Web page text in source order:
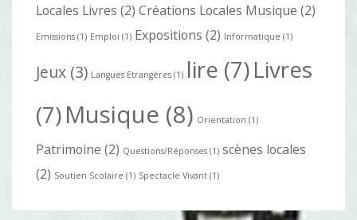
Locales Livres (2) Créations Locales Musique (2)
Emissions (1) Emploi (1) Expositions (2) Informatique (1)
Jeux (3) Langues Etrangères (1) lire (7)Livres
(7)Musique (8) Orientation (1)
Patrimoine (2) Questions/Réponses (1) scènes locales
(2) Soutien Scolaire (1) Spectacle Vivant (1)